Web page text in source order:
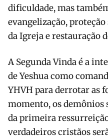
dificuldade, mas
evangelização,
da Igreja e restauração
A Segunda Vinda é a
de Yeshua como
YHVH para derrotar as
momento, os demônios
da primeira
verdadeiros cristãos